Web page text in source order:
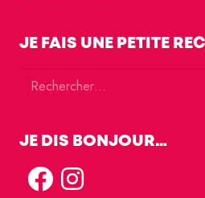
JE FAIS UNE PETITE
Rechercher :
JE DIS BONJOUR…